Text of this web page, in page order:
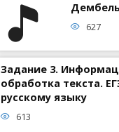
627
Задание 3.
обработка текста.
русскому языку
613